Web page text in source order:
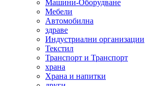
Машини-Оборудване
Мебели
Автомобилна
здраве
Индустриални организации
Текстил
Транспорт и Транспорт
храна
Храна и напитки